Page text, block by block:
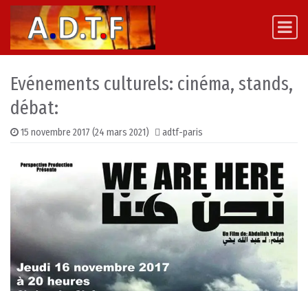
Skip to content
Main Navigation
Evénements culturels: cinéma, stands,
débat:
15 novembre 2017 (24 mars 2021) adtf-paris